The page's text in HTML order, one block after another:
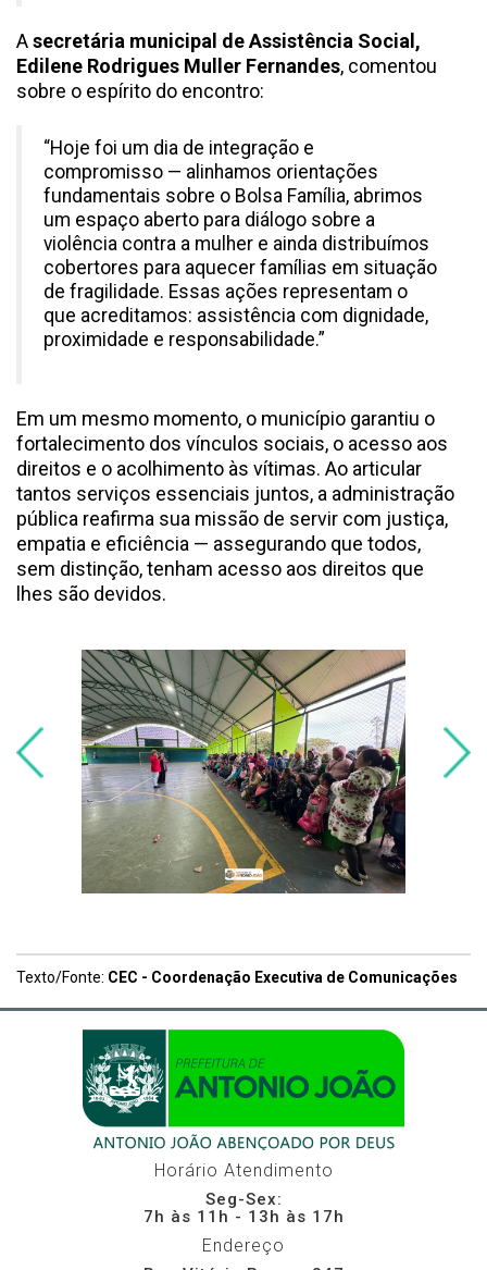
Asecretária municipal de Assistência Social,
Edilene Rodrigues Muller Fernandes, comentou
sobre o espírito do encontro:
“Hoje foi um dia de integração e
compromisso — alinhamos orientações
fundamentais sobre o Bolsa Família, abrimos
um espaço aberto para diálogo sobre a
violência contra a mulher e ainda distribuímos
cobertores para aquecer famílias em situação
de fragilidade. Essas ações representam o
que acreditamos: assistência com dignidade,
proximidade e responsabilidade.”
Em um mesmo momento, o município garantiu o
fortalecimento dos vínculos sociais, o acesso aos
direitos e o acolhimento às vítimas. Ao articular
tantos serviços essenciais juntos, a administração
pública reafirma sua missão de servir com justiça,
empatia e eficiência — assegurando que todos,
sem distinção, tenham acesso aos direitos que
lhes são devidos.
Texto/Fonte: CEC - Coordenação Executiva de Comunicações
Horário Atendimento
Seg-Sex:
7h às 11h - 13h às 17h
Endereço